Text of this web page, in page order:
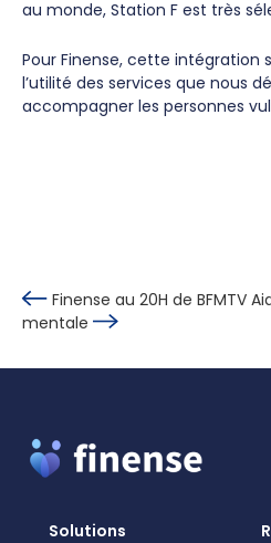
au monde, Station F est très
Pour Finense, cette intégration
l’utilité des services que nous
accompagner les personnes
Finense au 20H de BFMTV
mentale
Solutions